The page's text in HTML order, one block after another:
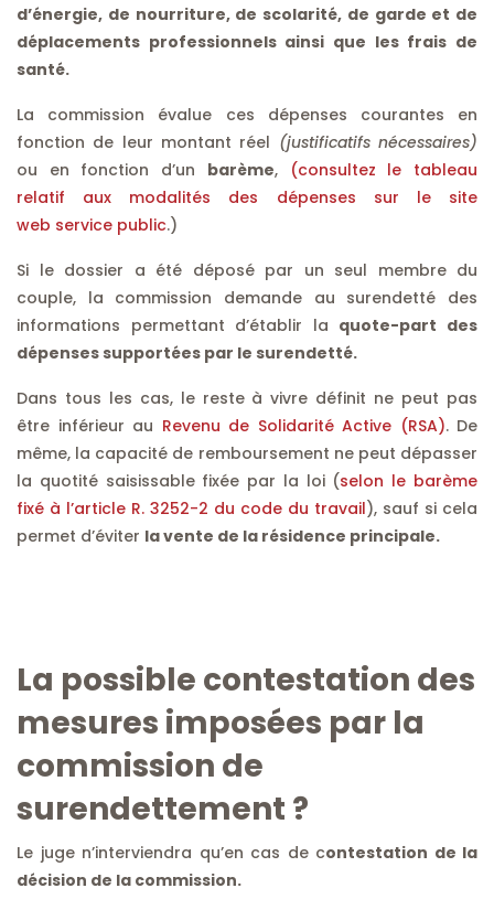
d’énergie, de nourriture, de scolarité, de garde et de
déplacements professionnels ainsi que les frais de
santé.
La commission évalue ces dépenses courantes en
fonction de leur montant réel (justificatifs nécessaires)
ou en fonction d’un barème,(consultez le tableau
relatif aux modalités des dépenses sur le site
web service public.)
Si le dossier a été déposé par un seul membre du
couple, la commission demande au surendetté des
informations permettant d’établir la quote-part des
dépenses supportées par le surendetté.
Dans tous les cas, le reste à vivre définit ne peut pas
être inférieur au Revenu de Solidarité Active (RSA). De
même, la capacité de remboursement ne peut dépasser
la quotité saisissable fixée par la loi (selon le barème
fixé à l’article R. 3252-2 du code du travail), sauf si cela
permet d’éviter la vente de la résidence principale.
La possible contestation des
mesures imposées par la
commission de
surendettement ?
Le juge n’interviendra qu’en cas de contestation de la
décision de la commission.